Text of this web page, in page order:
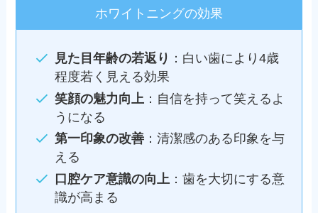
ホワイトニングの効果
見た目年齢の若返り ：白い歯により4歳
程度若く見える効果
笑顔の魅力向上 ：自信を持って笑えるよ
うになる
第一印象の改善 ：清潔感のある印象を与
える
口腔ケア意識の向上 ：歯を大切にする意
識が高まる